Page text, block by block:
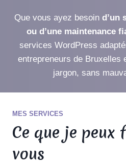
Que vous ayez besoin d’un
ou d’une maintenance
services WordPress
entrepreneurs de Bruxelles
jargon, sans
MES SERVICES
Ce que je
vous